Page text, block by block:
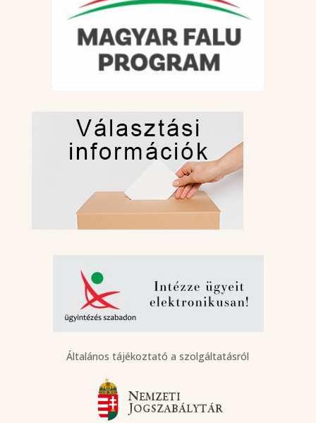
Általános tájékoztató a szolgáltatásról